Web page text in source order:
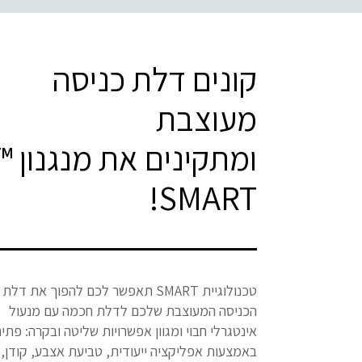
קונים דלת כניסה
מעוצבת
ומתקינים את מנגנון
SMART!
טכנולוגיית SMART תאפשר לכם להפוך את דלת
הכניסה המעוצבת שלכם לדלת חכמה עם מנעול
אינטגרלי חבוי ומגוון אפשרויות שליטה ובקרה:
באמצעות אפליקציה ייעודית, טביעת אצבע, קודן,